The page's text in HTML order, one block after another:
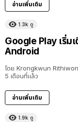
อ่านเพิ่มเติม
1.3k ดู
Google Play เริ่ม
Android
โดย Krongkwun
5 เดือนที่แล้ว
อ่านเพิ่มเติม
1.9k ดู